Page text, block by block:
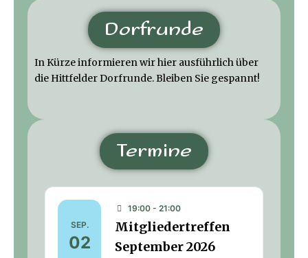
Dorfrunde
In Kürze informieren wir hier ausführlich über
die Hittfelder Dorfrunde. Bleiben Sie gespannt!
Termine
SEP.
02
19:00 - 21:00
Mitgliedertreffen
September 2026